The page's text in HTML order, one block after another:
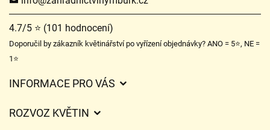
4.7/5 ⭐ (101 hodnocení)
Doporučil by zákazník květinářství po vyřízení objednávky? ANO = 5⭐, NE =
1⭐
INFORMACE PRO VÁS
ROZVOZ KVĚTIN